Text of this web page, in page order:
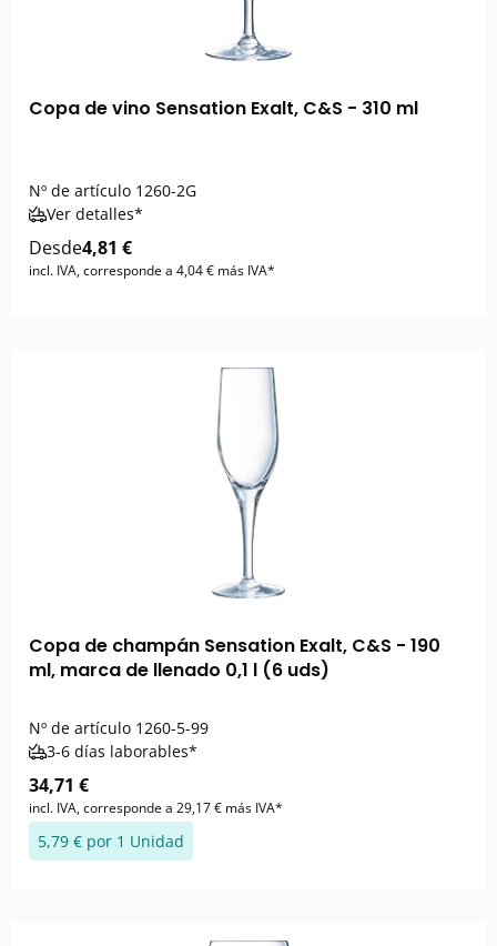
Copa de vino Sensation Exalt, C&S - 310 ml
Nº de artículo 1260-2G
Ver detalles*
Desde4,81 €
incl. IVA, corresponde a 4,04 € más IVA*
Copa de champán Sensation Exalt, C&S - 190
ml, marca de llenado 0,1 l (6 uds)
Nº de artículo 1260-5-99
3-6 días laborables*
34,71 €
incl. IVA, corresponde a 29,17 € más IVA*
5,79 € por 1 Unidad